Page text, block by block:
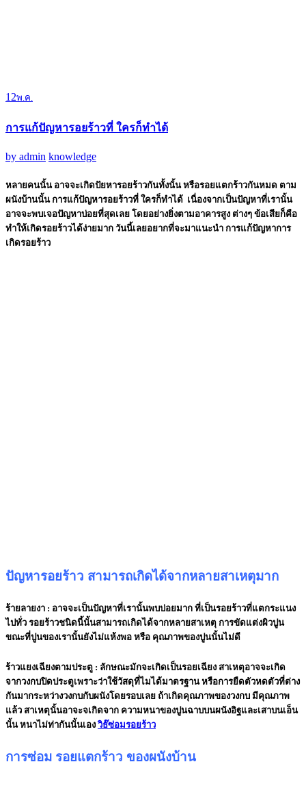
12พ.ค.
การแก้ปัญหารอยร้าวที่ ใครก็ทำได้
by admin knowledge
หลายคนนั้น อาจจะเกิดปัยหารอยร้าวกันทั้งนั้น หรือรอยแตกร้าวกันหมด ตาม
ผนังบ้านนั้น การแก้ปัญหารอยร้าวที่ ใครก็ทำได้ เนื่องจากเป็นปัญหาที่เรานั้น
อาจจะพบเจอปัญหาบ่อยที่สุดเลย โดยอย่างยิ่งตามอาคารสูง ต่างๆ ข้อเสียก็คือ
ทำให้เกิดรอยร้าวได้ง่ายมาก วันนี้เลยอยากที่จะมาแนะนำ การแก้ปัญหาการ
เกิดรอยร้าว
ปัญหารอยร้าว สามารถเกิดได้จากหลายสาเหตุมาก
ร้ายลายงา : อาจจะเป็นปัญหาที่เรานั้นพบบ่อยมาก ที่เป็นรอยร้าวที่แตกระแนง
ไปทั่ว รอยร้าวชนิดนี้นั้นสามารถเกิดได้จากหลายสาเหตุ การขัดแต่งผิวปูน
ขณะที่ปูนของเรานั้นยังไม่แห้งพอ หรือ คุณภาพของปูนนั้นไม่ดี
ร้าวแยงเฉียงตามประตู : ลักษณะมักจะเกิดเป็นรอยเฉียง สาเหตุอาจจะเกิด
จากวงกบปิดประตูเพราะว่าใช้วัสดุที่ไมได้มาตรฐาน หรือการยืดตัวหดตัวที่ต่าง
กันมากระหว่างวงกบกับผนังโดยรอบเลย ถ้าเกิดคุณภาพของวงกบ มีคุณภาพ
แล้ว สาเหตุนั้นอาจะจเกิดจาก ความหนาของปูนฉาบบนผนังอิฐและเสาบนเอ็น
นั้น หนาไม่ท่ากันนั้นเองวิธ๊ซ่อมรอยร้าว
การซ่อม รอยแตกร้าว ของผนังบ้าน